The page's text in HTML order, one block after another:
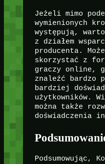
Jeżeli mimo
wymienionych
występują,
z działem
producenta.
skorzystać z
graczy online,
znaleźć bardzo
bardziej
użytkowników.
można także
doświadczenia
Podsumowując,